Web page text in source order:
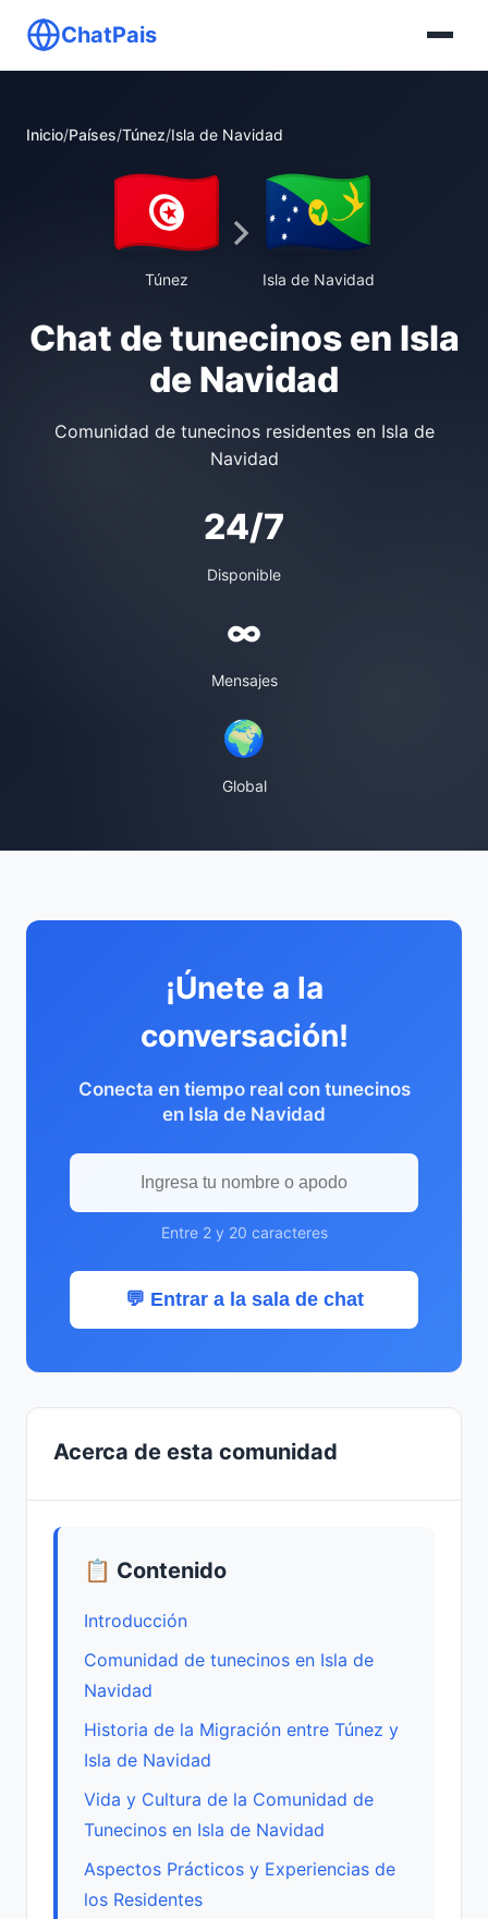
ChatPais
Inicio/Países/Túnez/Isla de Navidad
Túnez Isla de Navidad
Chat de tunecinos en Isla
de Navidad
Comunidad de tunecinos residentes en Isla de
Navidad
24/7
Disponible
∞
Mensajes
🌍
Global
¡Únete a la
conversación!
Conecta en tiempo real con tunecinos
en Isla de Navidad
Entre 2 y 20 caracteres
💬 Entrar a la sala de chat
Acerca de esta comunidad
📋 Contenido
Introducción
Comunidad de tunecinos en Isla de
Navidad
Historia de la Migración entre Túnez y
Isla de Navidad
Vida y Cultura de la Comunidad de
Tunecinos en Isla de Navidad
Aspectos Prácticos y Experiencias de
los Residentes